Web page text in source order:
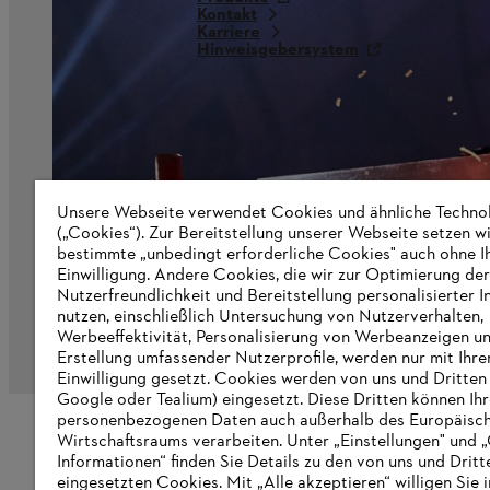
Kontakt
Karriere
Hinweisgebersystem
ImpressumDatenschutzCookie
Unsere Webseite verwendet Cookies und ähnliche
(„Cookies“). Zur Bereitstellung unserer Webseite setzen
bestimmte „unbedingt erforderliche Cookies" auch ohne
Einwilligung. Andere Cookies, die wir zur Optimierung der
Nutzerfreundlichkeit und Bereitstellung personalisierter
nutzen, einschließlich Untersuchung von Nutzerverhalten,
Werbeeffektivität, Personalisierung von Werbeanzeigen
Erstellung umfassender Nutzerprofile, werden nur mit
Einwilligung gesetzt. Cookies werden von uns und Dritten
Google oder Tealium) eingesetzt. Diese Dritten können
personenbezogenen Daten auch außerhalb des
Wirtschaftsraums verarbeiten. Unter „Einstellungen" und
Informationen“ finden Sie Details zu den von uns und
eingesetzten Cookies. Mit „Alle akzeptieren“ willigen Sie